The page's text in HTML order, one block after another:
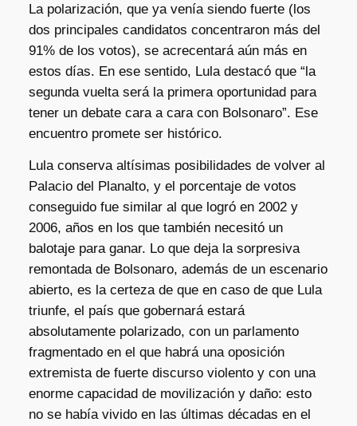
La polarización, que ya venía siendo fuerte (los
dos principales candidatos concentraron más del
91% de los votos), se acrecentará aún más en
estos días. En ese sentido, Lula destacó que “la
segunda vuelta será la primera oportunidad para
tener un debate cara a cara con Bolsonaro”. Ese
encuentro promete ser histórico.
Lula conserva altísimas posibilidades de volver al
Palacio del Planalto, y el porcentaje de votos
conseguido fue similar al que logró en 2002 y
2006, años en los que también necesitó un
balotaje para ganar. Lo que deja la sorpresiva
remontada de Bolsonaro, además de un escenario
abierto, es la certeza de que en caso de que Lula
triunfe, el país que gobernará estará
absolutamente polarizado, con un parlamento
fragmentado en el que habrá una oposición
extremista de fuerte discurso violento y con una
enorme capacidad de movilización y daño: esto
no se había vivido en las últimas décadas en el